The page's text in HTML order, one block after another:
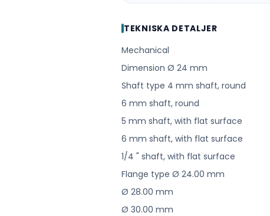
TEKNISKA DETALJER
Mechanical
Dimension Ø 24 mm
Shaft type 4 mm shaft, round
6 mm shaft, round
5 mm shaft, with flat surface
6 mm shaft, with flat surface
1/4 " shaft, with flat surface
Flange type Ø 24.00 mm
Ø 28.00 mm
Ø 30.00 mm